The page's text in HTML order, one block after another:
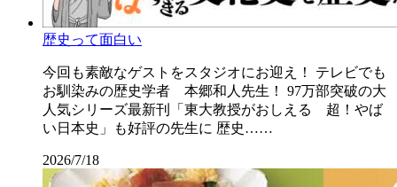
歴史って面白い
今回も素敵なゲストをスタジオにお迎え！ テレビでも
お馴染みの歴史学者 本郷和人先生！ 97万部突破の大
人気シリーズ最新刊「東大教授がおしえる 超！やば
い日本史」も好評の先生に 歴史……
2026/7/18